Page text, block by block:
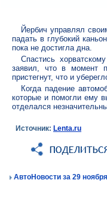
Йербич управлял
падать в глубокий
пока не достигла дна.
Спастись
заявил, что в момент
пристегнут, что и
Когда падение
которые и помогли ему
отделался
Источник:Lenta.ru
АвтоНовости за 29